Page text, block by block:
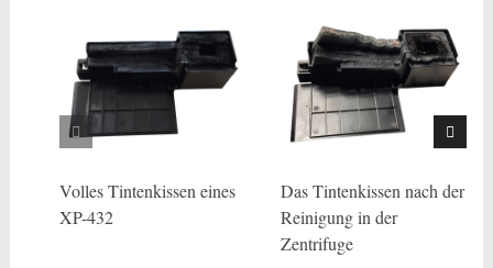
Volles Tintenkissen eines
XP-432
Das Tintenkissen nach der
Reinigung in der
Zentrifuge